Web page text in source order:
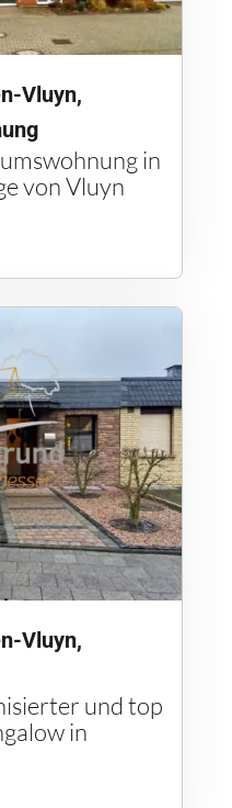
Vluyn,
in
von Vluyn
Vluyn,
und top
in